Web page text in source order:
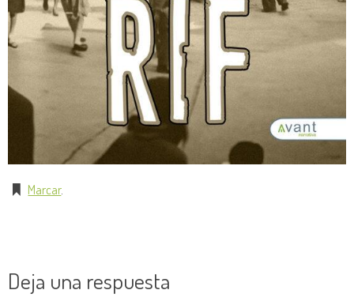
Marcar.
Deja una respuesta